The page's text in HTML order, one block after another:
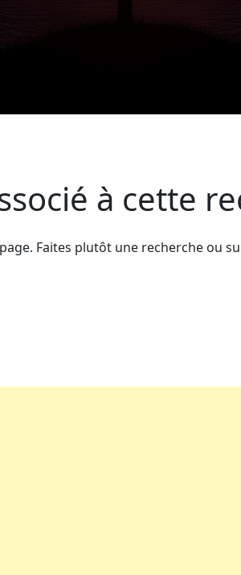
à cette
Faites plutôt une recherche ou